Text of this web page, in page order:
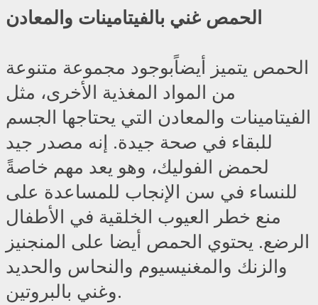
الحمص غني بالفيتامينات والمعادن
الحمص يتميز أيضاًبوجود مجموعة متنوعة
من المواد المغذية الأخرى، مثل
الفيتامينات والمعادن التي يحتاجها الجسم
للبقاء في صحة جيدة. إنه مصدر جيد
لحمض الفوليك، وهو يعد مهم خاصةً
للنساء في سن الإنجاب للمساعدة على
منع خطر العيوب الخلقية في الأطفال
الرضع. يحتوي الحمص أيضا على المنجنيز
والزنك والمغنيسيوم والنحاس والحديد
وغني بالبروتين.